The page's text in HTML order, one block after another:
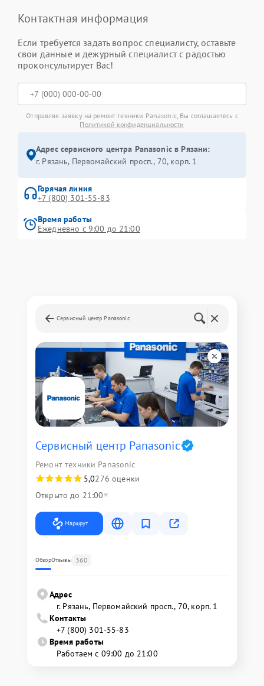
Контактная информация
Если требуется задать вопрос специалисту, оставьте
свои данные и дежурный специалист с радостью
проконсультирует Вас!
Отправляя заявку на ремонт техники Panasonic, Вы соглашаетесь с
Политикой конфиденциальности
Адрес сервисного центра Panasonic в Рязани:
г. Рязань, Первомайский просп., 70, корп. 1
Горячая линия
+7 (800) 301-55-83
Время работы
Ежедневно с 9:00 до 21:00
Сервисный центр Panasonic
Сервисный центр Panasonic
Ремонт техники Panasonic
5,0276 оценки
Открыто до 21:00
Маршрут
ОбзорОтзывы 360
Адрес
г. Рязань, Первомайский просп., 70, корп. 1
Контакты
+7 (800) 301-55-83
Время работы
Работаем с 09:00 до 21:00